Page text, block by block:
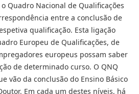
Quadro Nacional de Qualificações
entre a conclusão de
qualificação. Esta ligação
Europeu de Qualificações, de
europeus possam saber
de determinado curso. O QNQ
vão da conclusão do Ensino Básico
Em cada um destes níveis, há